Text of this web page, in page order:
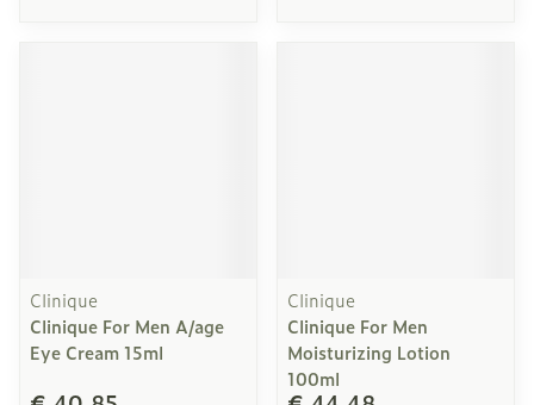
Clinique
Clinique For Men A/age
Eye Cream 15ml
Clinique
Clinique For Men
Moisturizing Lotion
100ml